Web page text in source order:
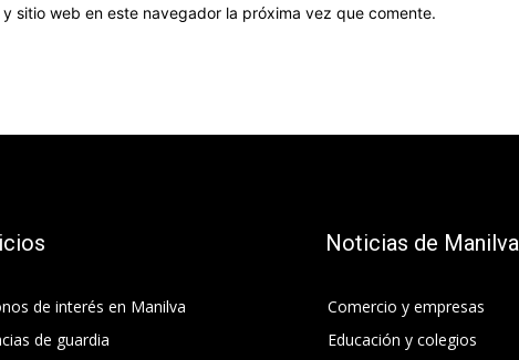
sitio web en este navegador la próxima vez que comente.
de interés en Manilva
de guardia
Noticias de Manilva
Comercio y empresas
Educación y colegios